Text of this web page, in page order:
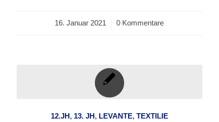
16. Januar 2021
/ 0 Kommentare
12.JH, 13. JH, LEVANTE, TEXTILIE